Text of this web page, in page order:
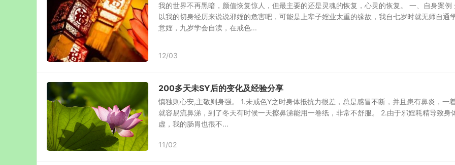
我的世界不再黑暗，颜值恢复惊人，但最主要的还是灵魂的恢复，心灵的恢复。 一、自身案例
以我的切身经历来说说邪婬的危害吧，可能是上辈子婬业太重的缘故，我自七岁时就无师自通
意婬，九岁学会自渎，在戒色...
12/03
200多天未SY后的变化及经验分享
慎独则心安,主敬则身强。 1.未戒色Y之时身体抵抗力很差，总是感冒不断，并且患有鼻炎，一
就容易流鼻涕，到了冬天有时候一天擦鼻涕能用一卷纸，非常不舒服。 2.由于邪婬耗精导致身
虚，我的肠胃也很不...
11/02